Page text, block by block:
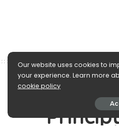
e-Islám >Blog>
Our website uses cookies to
your experience. Learn more
cookie policy